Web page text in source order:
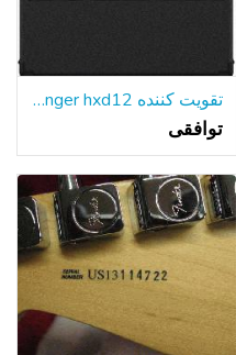
تقویت کننده behringer hxd12
توافقی